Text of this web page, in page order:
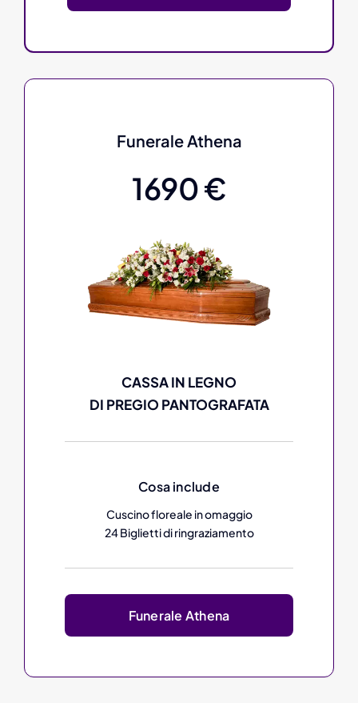
Funerale Athena
1690 €
CASSA IN LEGNO
DI PREGIO PANTOGRAFATA
Cosa include
Cuscino floreale in omaggio
24 Biglietti di ringraziamento
Funerale Athena